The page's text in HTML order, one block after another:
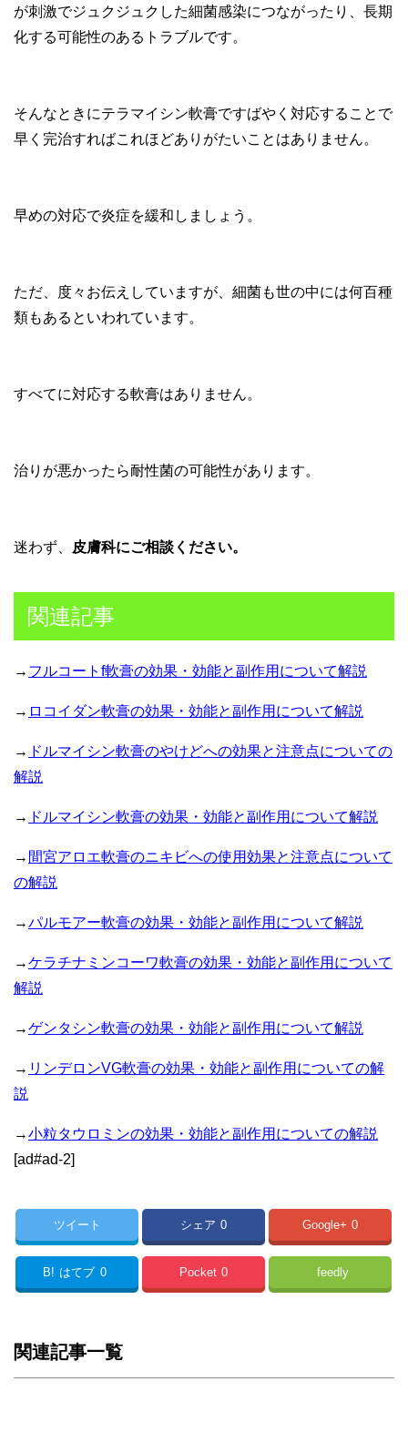
が刺激でジュクジュクした細菌感染につながったり、長期
化する可能性のあるトラブルです。
そんなときにテラマイシン軟膏ですばやく対応することで
早く完治すればこれほどありがたいことはありません。
早めの対応で炎症を緩和しましょう。
ただ、度々お伝えしていますが、細菌も世の中には何百種
類もあるといわれています。
すべてに対応する軟膏はありません。
治りが悪かったら耐性菌の可能性があります。
迷わず、 皮膚科にご相談ください。
関連記事
→ フルコートf軟膏の効果・効能と副作用について解説
→ ロコイダン軟膏の効果・効能と副作用について解説
→ ドルマイシン軟膏のやけどへの効果と注意点についての
解説
→ ドルマイシン軟膏の効果・効能と副作用について解説
→ 間宮アロエ軟膏のニキビへの使用効果と注意点について
の解説
→パルモアー軟膏の効果・効能と副作用について解説
→ケラチナミンコーワ軟膏の効果・効能と副作用について
解説
→ゲンタシン軟膏の効果・効能と副作用について解説
→ リンデロンVG軟膏の効果・効能と副作用についての解
説
→小粒タウロミンの効果・効能と副作用についての解説
[ad#ad-2]
ツイート シェア 0 Google+ 0
B! はてブ 0 Pocket 0 feedly
関連記事一覧